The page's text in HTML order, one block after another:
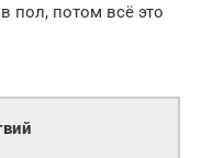
пол, потом всё это